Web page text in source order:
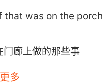
that was on the porch
门廊上做的那些事
animal activists and
多